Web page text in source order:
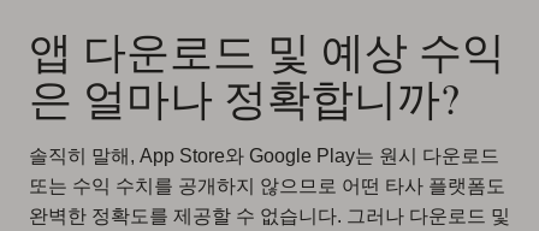
앱 다운로드 및 예상 수익
은 얼마나 정확합니까?
솔직히 말해, App Store와 Google Play는 원시 다운로드
또는 수익 수치를 공개하지 않으므로 어떤 타사 플랫폼도
완벽한 정확도를 제공할 수 없습니다. 그러나 다운로드 및